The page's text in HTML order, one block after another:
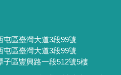
屯區臺灣大道3段99號
屯區臺灣大道3段99號
子區豐興路一段512號5樓